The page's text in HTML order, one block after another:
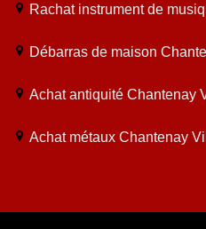
Rachat instrument de
Débarras de maison
Achat antiquité Chantenay
Achat métaux Chantenay